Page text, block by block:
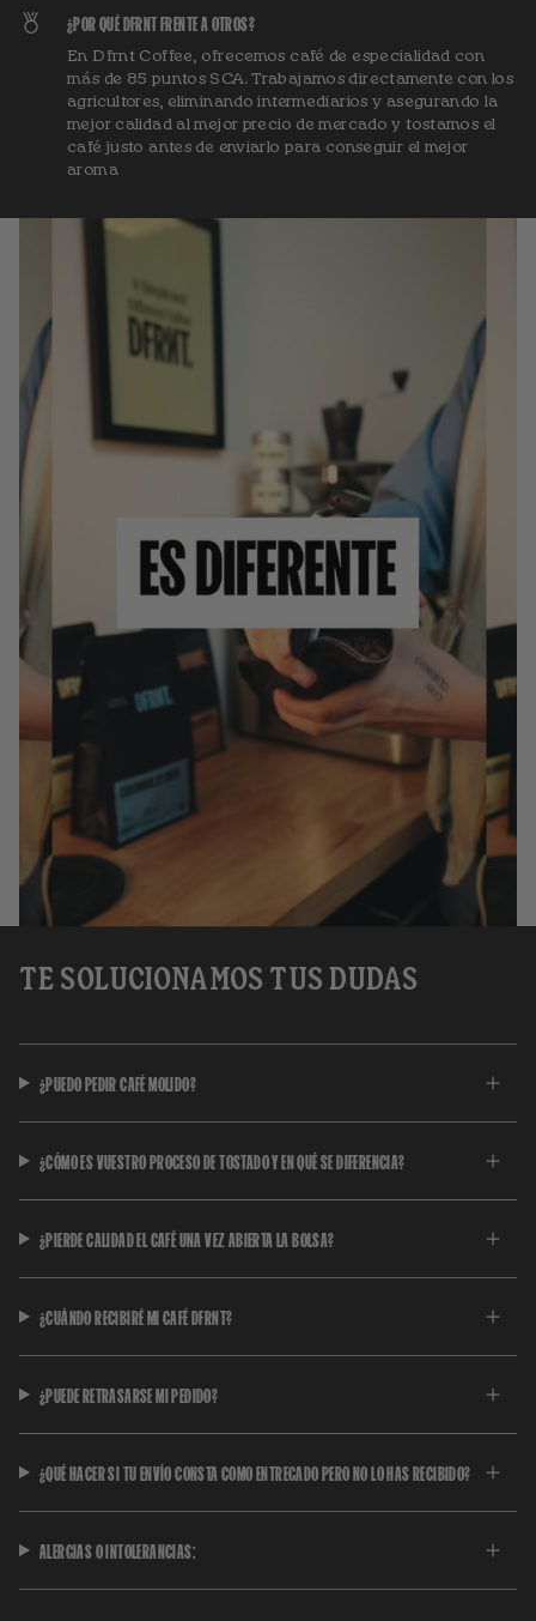
¿POR QUÉ DFRNT FRENTE A OTROS?
En Dfrnt Coffee, ofrecemos café de especialidad con
más de 85 puntos SCA. Trabajamos directamente con los
agricultores, eliminando intermediarios y asegurando la
mejor calidad al mejor precio de mercado y tostamos el
café justo antes de enviarlo para conseguir el mejor
aroma
TE SOLUCIONAMOS TUS DUDAS
¿PUEDO PEDIR CAFÉ MOLIDO?
¿CÓMO ES VUESTRO PROCESO DE TOSTADO Y EN QUÉ SE DIFERENCIA?
¿PIERDE CALIDAD EL CAFÉ UNA VEZ ABIERTA LA BOLSA?
¿CUÁNDO RECIBIRÉ MI CAFÉ DFRNT?
¿PUEDE RETRASARSE MI PEDIDO?
¿QUÉ HACER SI TU ENVÍO CONSTA COMO ENTREGADO PERO NO LO HAS RECIBIDO?
ALERGIAS O INTOLERANCIAS: